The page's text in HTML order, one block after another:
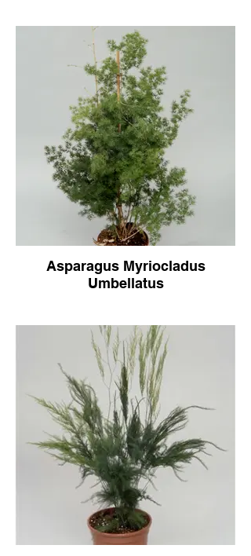
Asparagus Myriocladus
Umbellatus